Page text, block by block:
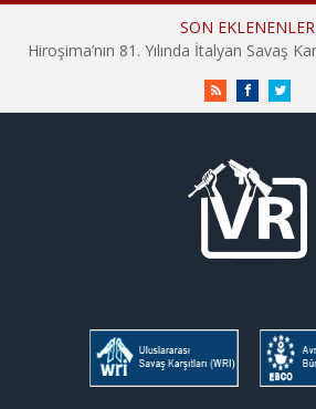
SON EKLENENLER
RSS FacebookTwitter